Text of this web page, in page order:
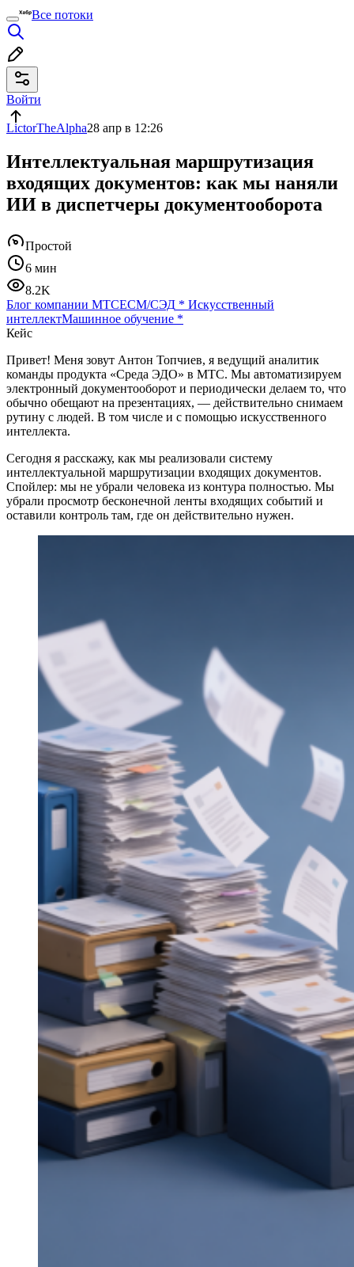
Все потоки
Войти
LictorTheAlpha28 апр в 12:26
Интеллектуальная маршрутизация
входящих документов: как мы наняли
ИИ в диспетчеры документооборота
Простой
6 мин
8.2K
Блог компании МТСECM/СЭД * Искусственный
интеллектМашинное обучение *
Кейс
Привет! Меня зовут Антон Топчиев, я ведущий аналитик
команды продукта «Среда ЭДО» в МТС. Мы автоматизируем
электронный документооборот и периодически делаем то, что
обычно обещают на презентациях, — действительно снимаем
рутину с людей. В том числе и с помощью искусственного
интеллекта.
Сегодня я расскажу, как мы реализовали систему
интеллектуальной маршрутизации входящих документов.
Спойлер: мы не убрали человека из контура полностью. Мы
убрали просмотр бесконечной ленты входящих событий и
оставили контроль там, где он действительно нужен.